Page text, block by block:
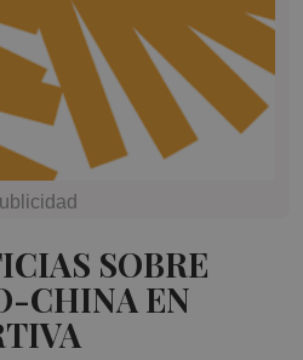
SOBRE
CHINA EN